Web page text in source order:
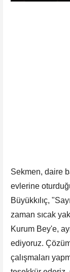
Sekmen, daire
evlerine
Büyükkılıç,
zaman sıcak
Kurum Bey'e,
ediyoruz.
çalışmaları